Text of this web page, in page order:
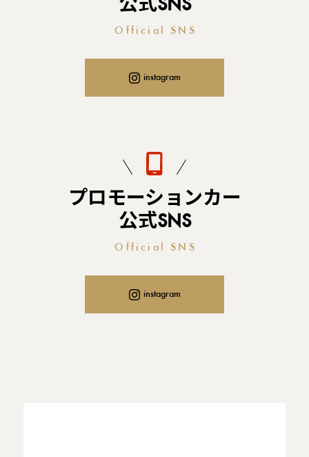
公式SNS
Official SNS
instagram
プロモーションカー
公式SNS
Official SNS
instagram